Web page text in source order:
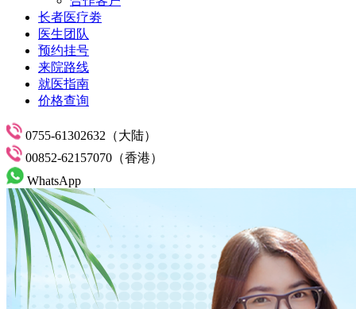
长者医疗劵
医生团队
预约挂号
来院路线
就医指南
价格查询
0755-61302632（大陆）
00852-62157070（香港）
WhatsApp